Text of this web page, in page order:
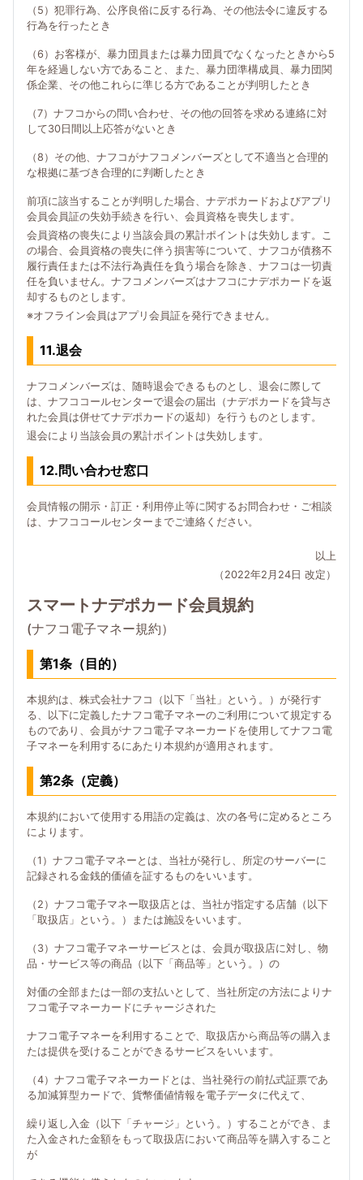
（5）犯罪行為、公序良俗に反する行為、その他法令に違反する
行為を行ったとき
（6）お客様が、暴力団員または暴力団員でなくなったときから5
年を経過しない方であること、また、暴力団準構成員、暴力団関
係企業、その他これらに準じる方であることが判明したとき
（7）ナフコからの問い合わせ、その他の回答を求める連絡に対
して30日間以上応答がないとき
（8）その他、ナフコがナフコメンバーズとして不適当と合理的
な根拠に基づき合理的に判断したとき
前項に該当することが判明した場合、ナデポカードおよびアプリ
会員会員証の失効手続きを行い、会員資格を喪失します。
会員資格の喪失により当該会員の累計ポイントは失効します。こ
の場合、会員資格の喪失に伴う損害等について、ナフコが債務不
履行責任または不法行為責任を負う場合を除き、ナフコは一切責
任を負いません。ナフコメンバーズはナフコにナデポカードを返
却するものとします。
※オフライン会員はアプリ会員証を発行できません。
11.退会
ナフコメンバーズは、随時退会できるものとし、退会に際して
は、ナフココールセンターで退会の届出（ナデポカードを貸与さ
れた会員は併せてナデポカードの返却）を行うものとします。
退会により当該会員の累計ポイントは失効します。
12.問い合わせ窓口
会員情報の開示・訂正・利用停止等に関するお問合わせ・ご相談
は、ナフココールセンターまでご連絡ください。
以上
（2022年2月24日 改定）
スマートナデポカード会員規約
(ナフコ電子マネー規約）
第1条（目的）
本規約は、株式会社ナフコ（以下「当社」という。）が発行す
る、以下に定義したナフコ電子マネーのご利用について規定する
ものであり、会員がナフコ電子マネーカードを使用してナフコ電
子マネーを利用するにあたり本規約が適用されます。
第2条（定義）
本規約において使用する用語の定義は、次の各号に定めるところ
によります。
（1）ナフコ電子マネーとは、当社が発行し、所定のサーバーに
記録される金銭的価値を証するものをいいます。
（2）ナフコ電子マネー取扱店とは、当社が指定する店舗（以下
「取扱店」という。）または施設をいいます。
（3）ナフコ電子マネーサービスとは、会員が取扱店に対し、物
品・サービス等の商品（以下「商品等」という。）の
対価の全部または一部の支払いとして、当社所定の方法によりナ
フコ電子マネーカードにチャージされた
ナフコ電子マネーを利用することで、取扱店から商品等の購入ま
たは提供を受けることができるサービスをいいます。
（4）ナフコ電子マネーカードとは、当社発行の前払式証票であ
る加減算型カードで、貨幣価値情報を電子データに代えて、
繰り返し入金（以下「チャージ」という。）することができ、ま
た入金された金額をもって取扱店において商品等を購入すること
が